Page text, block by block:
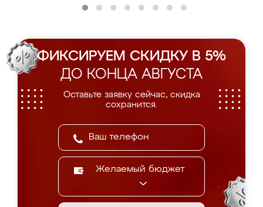
ФИКСИРУЕМ СКИДКУ В 5%
ДО КОНЦА АВГУСТА
Оставьте заявку сейчас, скидка
сохранится.
Желаемый бюджет